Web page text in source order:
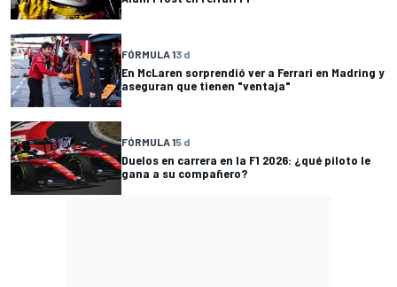
FÓRMULA 13 d
En McLaren sorprendió ver a Ferrari en Madring y
aseguran que tienen "ventaja"
FÓRMULA 15 d
Duelos en carrera en la F1 2026: ¿qué piloto le
gana a su compañero?